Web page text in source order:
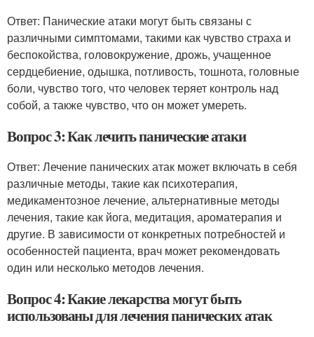
Ответ: Панические атаки могут быть связаны с
различными симптомами, такими как чувство страха и
беспокойства, головокружение, дрожь, учащенное
сердцебиение, одышка, потливость, тошнота, головные
боли, чувство того, что человек теряет контроль над
собой, а также чувство, что он может умереть.
Вопрос 3: Как лечить панические атаки
Ответ: Лечение панических атак может включать в себя
различные методы, такие как психотерапия,
медикаментозное лечение, альтернативные методы
лечения, такие как йога, медитация, ароматерапия и
другие. В зависимости от конкретных потребностей и
особенностей пациента, врач может рекомендовать
один или несколько методов лечения.
Вопрос 4: Какие лекарства могут быть
использованы для лечения панических атак